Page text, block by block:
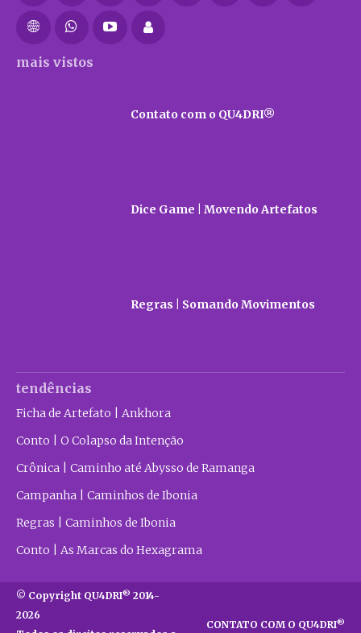
mais vistos
Contato com o QU4DRI®
Dice Game | Movendo Artefatos
Regras | Somando Movimentos
tendências
Ficha de Artefato | Ankhora
Conto | O Colapso da Intenção
Crônica | Caminho até Abysso de Ramanga
Campanha | Caminhos de Ibonia
Regras | Caminhos de Ibonia
Conto | As Marcas do Hexagrama
© Copyright QU4DRI® 2014-
2026
CONTATO COM O QU4DRI®